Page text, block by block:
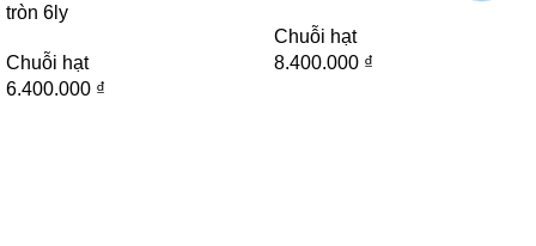
tròn 6ly
Chuỗi hạt
6.400.000 ₫
Chuỗi hạt
8.400.000 ₫